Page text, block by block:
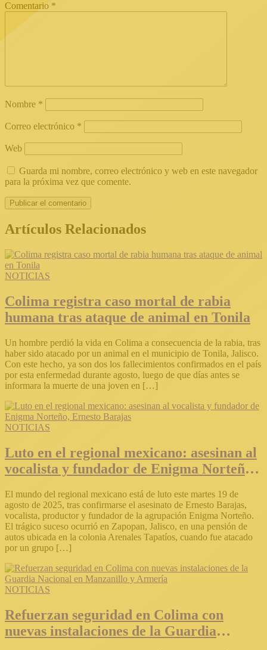
Comentario *
Nombre *
Correo electrónico *
Web
Guarda mi nombre, correo electrónico y web en este navegador
para la próxima vez que comente.
Artículos Relacionados
NOTICIAS
Colima registra caso mortal de rabia
humana tras ataque de animal en Tonila
Un hombre perdió la vida en Colima a consecuencia de la rabia, tras
haber sido atacado por un animal en el municipio de Tonila, Jalisco.
Con este hecho, ya son dos los fallecimientos confirmados en el país
por esta enfermedad durante agosto, luego de que días antes se
informara la muerte de una joven en […]
NOTICIAS
Luto en el regional mexicano: asesinan al
vocalista y fundador de Enigma Norteño,
El mundo del regional mexicano está de luto este martes 19 de
agosto de 2025, tras confirmarse el asesinato de Ernesto Barajas,
vocalista, productor y fundador de la agrupación Enigma Norteño.
El trágico suceso ocurrió en Zapopan, Jalisco, en una pensión de
autos ubicada en la colonia Arenales Tapatíos, cuando fue atacado
por un grupo […]
NOTICIAS
Refuerzan seguridad en Colima con
nuevas instalaciones de la Guardia